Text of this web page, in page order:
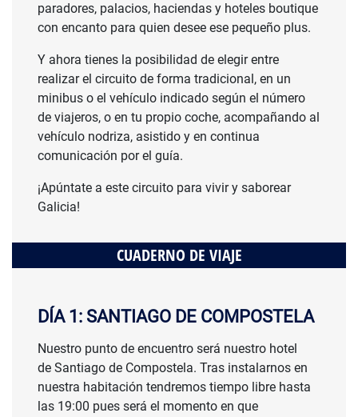
paradores, palacios, haciendas y hoteles boutique
con encanto para quien desee ese pequeño plus.
Y ahora tienes la posibilidad de elegir entre
realizar el circuito de forma tradicional, en un
minibus o el vehículo indicado según el número
de viajeros, o en tu propio coche, acompañando al
vehículo nodriza, asistido y en continua
comunicación por el guía.
¡Apúntate a este circuito para vivir y saborear
Galicia!
CUADERNO DE VIAJE
DÍA 1: SANTIAGO DE COMPOSTELA
Nuestro punto de encuentro será nuestro hotel
de Santiago de Compostela. Tras instalarnos en
nuestra habitación tendremos tiempo libre hasta
las 19:00 pues será el momento en que